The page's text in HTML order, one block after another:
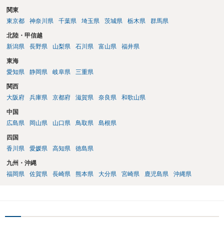
関東
東京都
神奈川県 千葉県 埼玉県 茨城県 栃木県 群馬県
北陸・甲信越
新潟県
長野県 山梨県 石川県 富山県 福井県
東海
愛知県
静岡県 岐阜県 三重県
関西
大阪府
兵庫県 京都府 滋賀県 奈良県 和歌山県
中国
広島県
岡山県 山口県 鳥取県 島根県
四国
香川県
愛媛県 高知県 徳島県
九州・沖縄
福岡県
佐賀県 長崎県 熊本県 大分県 宮崎県 鹿児島県 沖縄県